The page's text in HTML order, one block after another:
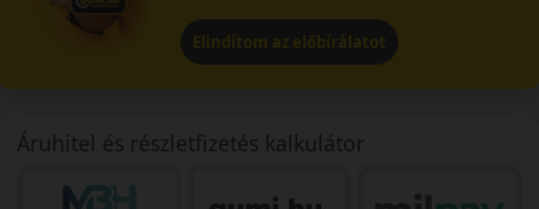
Elindítom az előbírálatot
Áruhitel és részletfizetés kalkulátor